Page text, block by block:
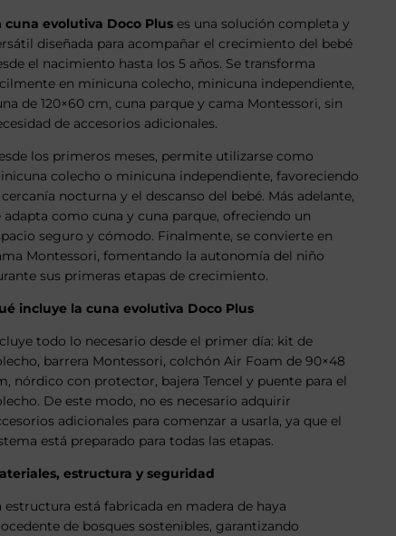
cuna evolutiva Doco Plus es una solución completa y
diseñada para acompañar el crecimiento del bebé
el nacimiento hasta los 5 años. Se transforma
en minicuna colecho, minicuna independiente,
de 120×60 cm, cuna parque y cama Montessori, sin
de accesorios adicionales.
los primeros meses, permite utilizarse como
colecho o minicuna independiente, favoreciendo
cercanía nocturna y el descanso del bebé. Más adelante,
adapta como cuna y cuna parque, ofreciendo un
seguro y cómodo. Finalmente, se convierte en
Montessori, fomentando la autonomía del niño
sus primeras etapas de crecimiento.
incluye la cuna evolutiva Doco Plus
todo lo necesario desde el primer día: kit de
barrera Montessori, colchón Air Foam de 90×48
nórdico con protector, bajera Tencel y puente para el
De este modo, no es necesario adquirir
adicionales para comenzar a usarla, ya que el
está preparado para todas las etapas.
estructura y seguridad
estructura está fabricada en madera de haya
de bosques sostenibles, garantizando